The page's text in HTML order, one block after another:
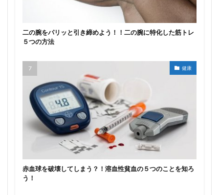
二の腕をパリッと引き締めよう！！二の腕に特化した筋トレ
５つの方法
健康
赤血球を破壊してしまう？！溶血性貧血の５つのことを知ろ
う！